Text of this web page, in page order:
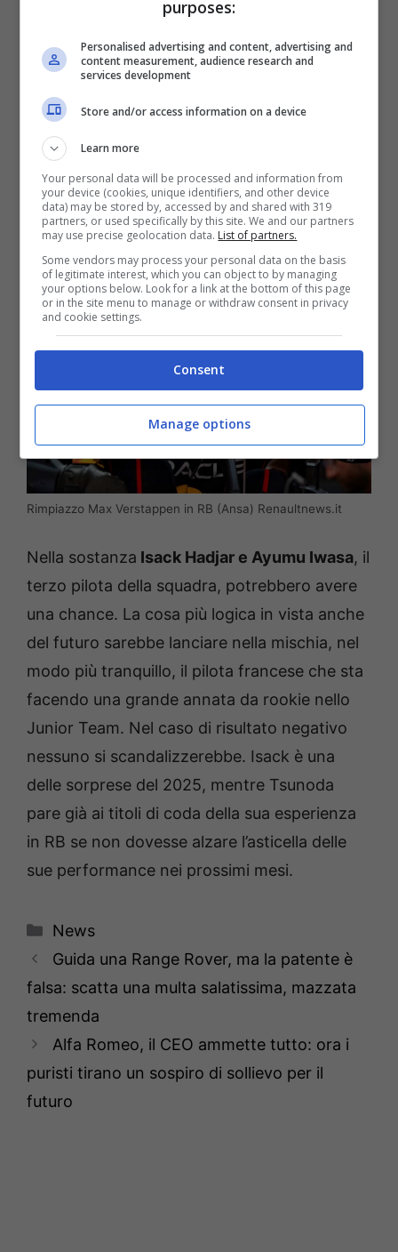
uscite. Si vocifera un ritorno diSergio Perez
o Daniel Ricciardo, o un esordio anticipato di
Arvid Lindblad, pilota di punta del vivaio e al
momento impegnato in Formula 2. C’è chi
che, però, sta faticando anche nell’esperienza
in Racing Bulls.
Rimpiazzo Max Verstappen in RB (Ansa) Renaultnews.it
Nella sostanza Isack Hadjar e Ayumu Iwasa, il
terzo pilota della squadra, potrebbero avere
una chance. La cosa più logica in vista anche
del futuro sarebbe lanciare nella mischia, nel
modo più tranquillo, il pilota francese che sta
facendo una grande annata da rookie nello
Junior Team. Nel caso di risultato negativo
nessuno si scandalizzerebbe. Isack è una
delle sorprese del 2025, mentre Tsunoda
pare già ai titoli di coda della sua esperienza
in RB se non dovesse alzare l’asticella delle
sue performance nei prossimi mesi.
Categorie
News
Guida una Range Rover, ma la patente è
falsa: scatta una multa salatissima, mazzata
tremenda
Alfa Romeo, il CEO ammette tutto: ora i
puristi tirano un sospiro di sollievo per il
futuro
purposes:
Personalised advertising and content, advertising and
content measurement, audience research and
services development
Store and/or access information on a device
Learn more
Your personal data will be processed and information from
your device (cookies, unique identifiers, and other device
data) may be stored by, accessed by and shared with 319
partners, or used specifically by this site. We and our partners
may use precise geolocation data. List of partners.
Some vendors may process your personal data on the basis
of legitimate interest, which you can object to by managing
your options below. Look for a link at the bottom of this page
or in the site menu to manage or withdraw consent in privacy
and cookie settings.
Consent
Manage options